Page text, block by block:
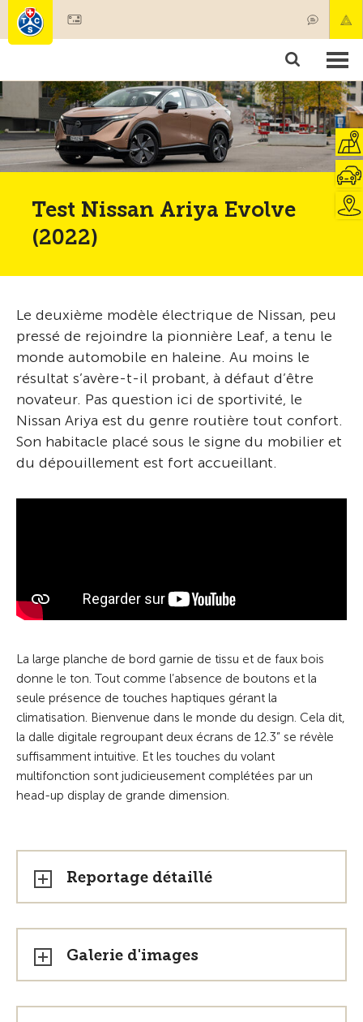
Membres & prestations
Tests, sécurité & santé
Test Nissan Ariya Evolve
(2022)
Le deuxième modèle électrique de Nissan, peu
pressé de rejoindre la pionnière Leaf, a tenu le
monde automobile en haleine. Au moins le
résultat s’avère-t-il probant, à défaut d’être
novateur. Pas question ici de sportivité, le
Nissan Ariya est du genre routière tout confort.
Son habitacle placé sous le signe du mobilier et
du dépouillement est fort accueillant.
La large planche de bord garnie de tissu et de faux bois
donne le ton. Tout comme l’absence de boutons et la
seule présence de touches haptiques gérant la
climatisation. Bienvenue dans le monde du design. Cela dit,
la dalle digitale regroupant deux écrans de 12.3” se révèle
suffisamment intuitive. Et les touches du volant
multifonction sont judicieusement complétées par un
head-up display de grande dimension.
Reportage détaillé
Galerie d'images